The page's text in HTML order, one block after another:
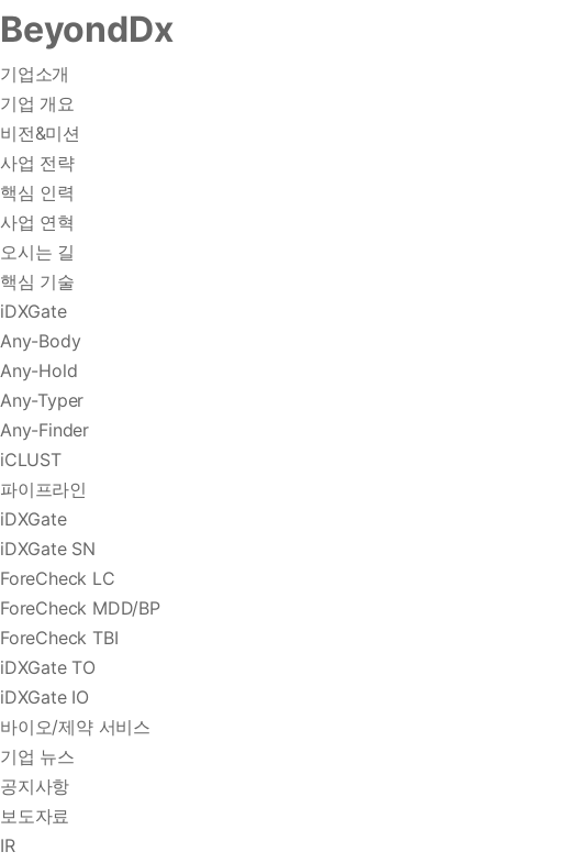
BeyondDx
기업소개
기업 개요
비전&미션
사업 전략
핵심 인력
사업 연혁
오시는 길
핵심 기술
iDXGate
Any-Body
Any-Hold
Any-Typer
Any-Finder
iCLUST
파이프라인
iDXGate
iDXGate SN
ForeCheck LC
ForeCheck MDD/BP
ForeCheck TBI
iDXGate TO
iDXGate IO
바이오/제약 서비스
기업 뉴스
공지사항
보도자료
IR